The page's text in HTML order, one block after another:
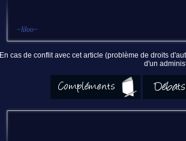
~liloo~
En cas de conflit avec cet article (problème de droits
d'un